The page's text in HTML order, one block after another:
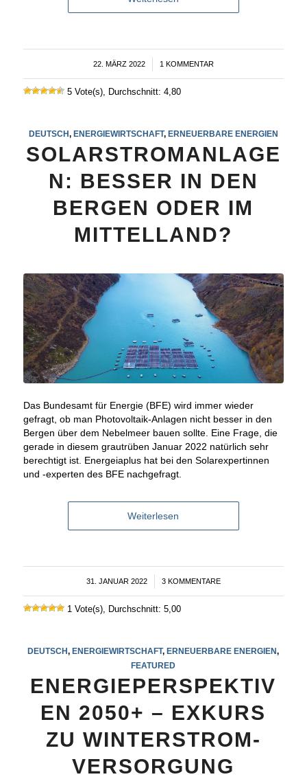
22. MÄRZ 2022
/ 1 KOMMENTAR
5 Vote(s), Durchschnitt: 4,80
DEUTSCH, ENERGIEWIRTSCHAFT, ERNEUERBARE ENERGIEN
SOLARSTROMANLAGE
N: BESSER IN DEN
BERGEN ODER IM
MITTELLAND?
Das Bundesamt für Energie (BFE) wird immer wieder
gefragt, ob man Photovoltaik-Anlagen nicht besser in den
Bergen über dem Nebelmeer bauen sollte. Eine Frage, die
gerade in diesem grautrüben Januar 2022 natürlich sehr
berechtigt ist. Energeiaplus hat bei den Solarexpertinnen
und -experten des BFE nachgefragt.
Weiterlesen
31. JANUAR 2022
/ 3 KOMMENTARE
1 Vote(s), Durchschnitt: 5,00
DEUTSCH, ENERGIEWIRTSCHAFT, ERNEUERBARE ENERGIEN,
FEATURED
ENERGIEPERSPEKTIV
EN 2050+ – EXKURS
ZU WINTERSTROM-
VERSORGUNG